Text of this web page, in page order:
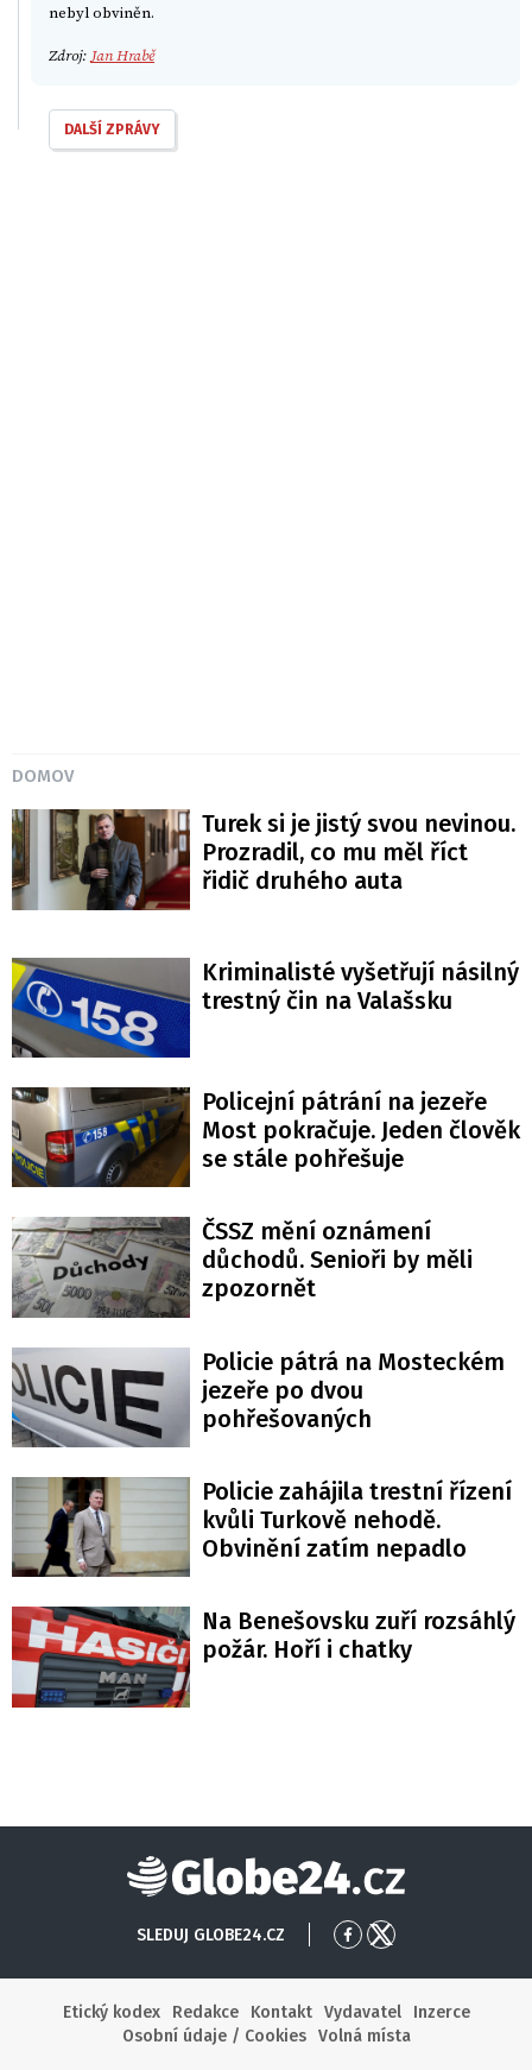
nebyl obviněn.
Zdroj: Jan Hrabě
DALŠÍ ZPRÁVY
DOMOV
Turek si je jistý svou nevinou.
Prozradil, co mu měl říct
řidič druhého auta
Kriminalisté vyšetřují násilný
trestný čin na Valašsku
Policejní pátrání na jezeře
Most pokračuje. Jeden člověk
se stále pohřešuje
ČSSZ mění oznámení
důchodů. Senioři by měli
zpozornět
Policie pátrá na Mosteckém
jezeře po dvou
pohřešovaných
Policie zahájila trestní řízení
kvůli Turkově nehodě.
Obvinění zatím nepadlo
Na Benešovsku zuří rozsáhlý
požár. Hoří i chatky
Globe24
SLEDUJ GLOBE24.CZ
Přejít
Facebook
Přejít
X
Etický kodex
Redakce Kontakt Vydavatel
Inzerce
Osobní údaje / Cookies
Volná místa